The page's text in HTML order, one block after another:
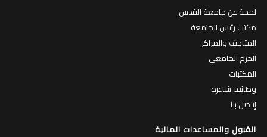
لمحة عن جامعة القدس
مكتب رئيس الجامعة
المتاحف والمراكز
الحرم الجامعي
المكتبات
وظائف شاغرة
إتـصل بنا
القبول والمساعدات المالية